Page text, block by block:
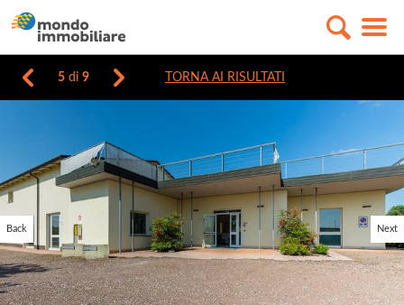
5 di 9 TORNA AI RISULTATI
Back Next